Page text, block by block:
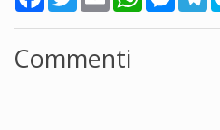
Commenti